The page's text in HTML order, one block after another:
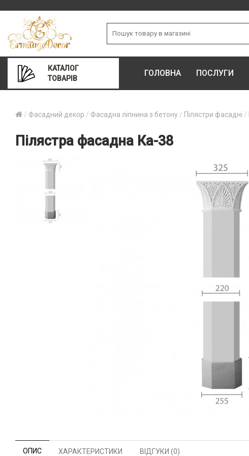
КАТАЛОГ
ТОВАРІВ
ГОЛОВНА ПОСЛУГИ
Фасадний декор Фасадна ліпнина з бетону Пілястри фасадні
Пілястра фасадна Ка-38
ОПИС ХАРАКТЕРИСТИКИ ВІДГУКИ (0)